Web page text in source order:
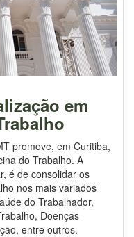
em
promove, em Curitiba,
do Trabalho. A
é de consolidar os
nos mais variados
do Trabalhador,
Doenças
entre outros.